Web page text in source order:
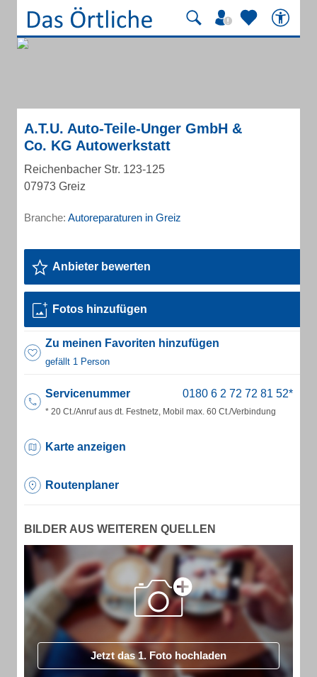
A.T.U. Auto-Teile-Unger GmbH &
Co. KG Autowerkstatt
Reichenbacher Str. 123-125
07973 Greiz
Branche: Autoreparaturen in Greiz
Anbieter bewerten
Fotos hinzufügen
Zu meinen Favoriten hinzufügen
gefällt 1 Person
Servicenummer
* 20 Ct./Anruf aus dt. Festnetz, Mobil max. 60 Ct./Verbindung
Karte anzeigen
Routenplaner
BILDER AUS WEITEREN QUELLEN
Jetzt das 1. Foto hochladen